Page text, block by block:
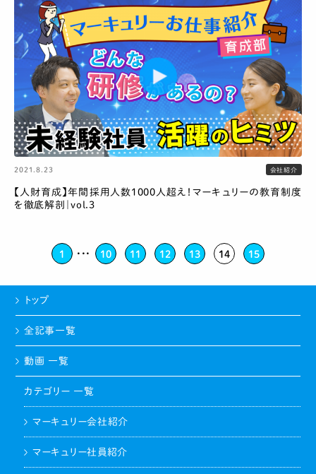
2021.8.23 会社紹介
【人財育成】年間採用人数1000人超え！マーキュリーの教育制度
を徹底解剖｜vol.3
1 ... 10 11 12 13 14 15
トップ
全記事一覧
動画 一覧
カテゴリー 一覧
マーキュリー会社紹介
マーキュリー社員紹介